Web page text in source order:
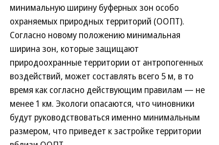
минимальную ширину буферных зон особо
охраняемых природных территорий (ООПТ).
Согласно новому положению минимальная
ширина зон, которые защищают
природоохранные территории от антропогенных
воздействий, может составлять всего 5 м, в то
время как согласно действующим правилам — не
менее 1 км. Экологи опасаются, что чиновники
будут руководствоваться именно минимальным
размером, что приведет к застройке территории